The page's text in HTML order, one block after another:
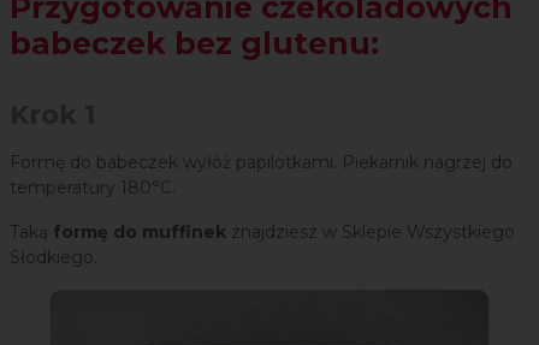
Przygotowanie czekoladowych
babeczek bez glutenu:
Formę do babeczek wyłóż papilotkami. Piekarnik nagrzej do
temperatury 180°C.
Taką formę do muffinek znajdziesz w Sklepie Wszystkiego
Słodkiego.